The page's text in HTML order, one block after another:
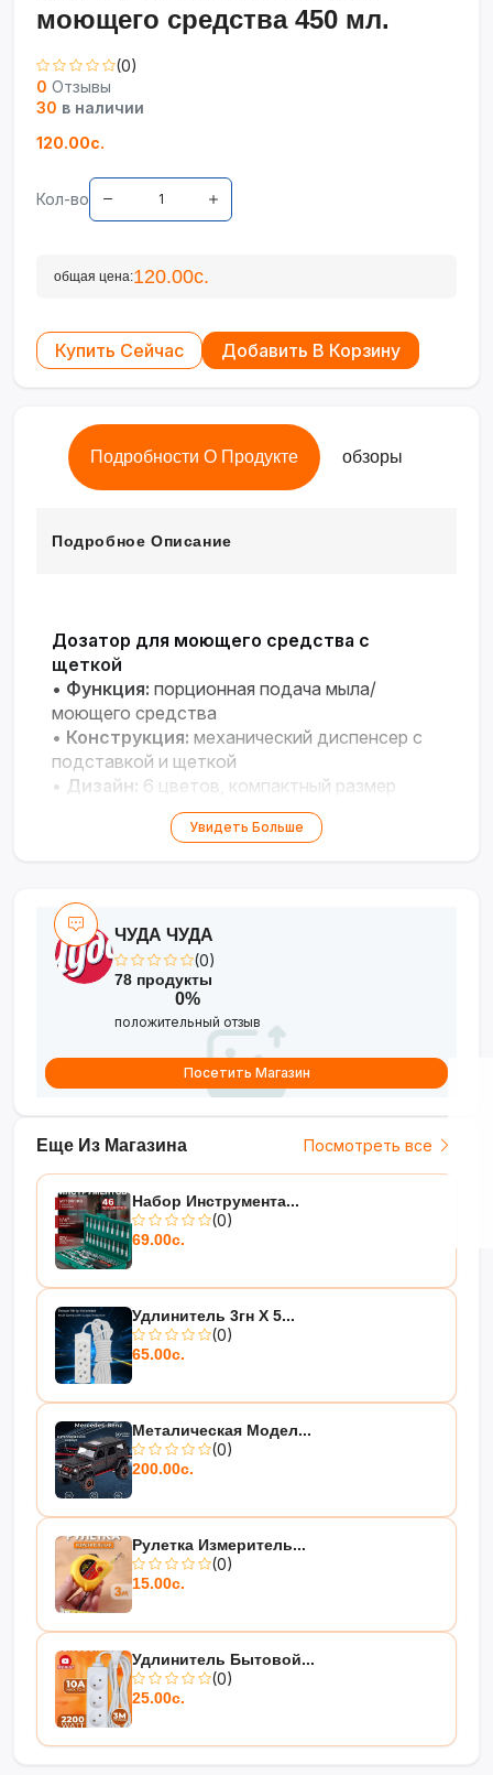
моющего средства 450 мл.
(0)
0 Отзывы
30 в наличии
120.00с.
Кол-во
общая цена:120.00с.
Купить Сейчас Добавить В Корзину
Подробности О Продукте обзоры
Подробное Описание
Дозатор для моющего средства с
щеткой
• Функция: порционная подача мыла/
моющего средства
• Конструкция: механический диспенсер с
подставкой и щеткой
• Дизайн: 6 цветов, компактный размер
Применение:для кухни или ванной, дома и
Увидеть Больше
Еще Из Магазина Посмотреть все
Набор Инструмента...
(0)
69.00с.
Удлинитель 3гн Х 5...
(0)
65.00с.
Металическая Модел...
(0)
200.00с.
Рулетка Измеритель...
(0)
15.00с.
Удлинитель Бытовой...
(0)
25.00с.
ЧУДА ЧУДА
(0)
78 продукты
0%
положительный отзыв
Посетить Магазин